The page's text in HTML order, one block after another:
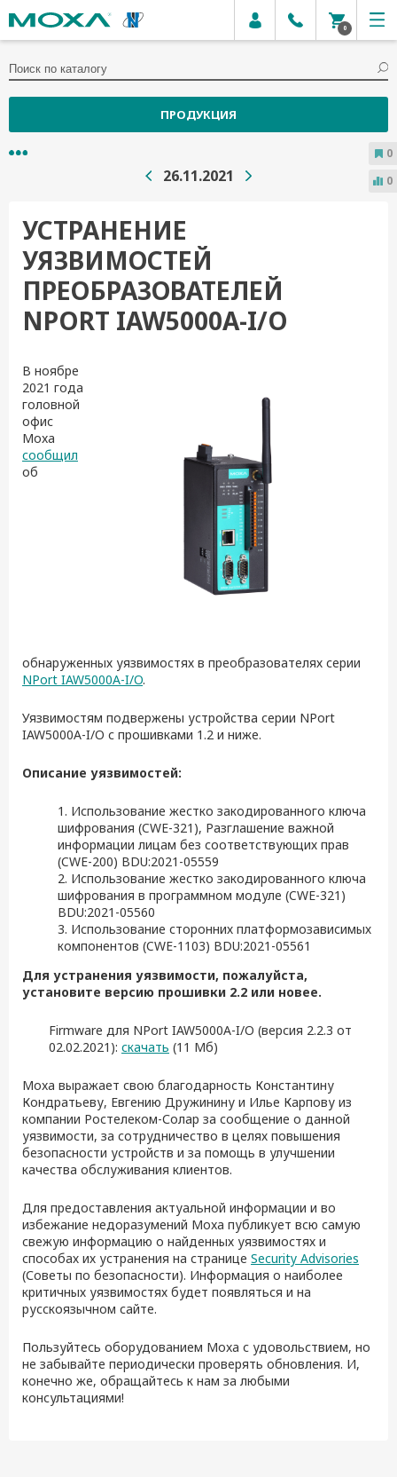
0
ПРОДУКЦИЯ
26.11.2021
УСТРАНЕНИЕ
УЯЗВИМОСТЕЙ
ПРЕОБРАЗОВАТЕЛЕЙ
NPORT IAW5000A-I/O
В ноябре
2021 года
головной
офис
Moxa
сообщил
об
обнаруженных уязвимостях в преобразователях серии
NPort IAW5000A-I/O.
Уязвимостям подвержены устройства серии NPort
IAW5000A-I/O с прошивками 1.2 и ниже.
Описание уязвимостей:
1. Использование жестко закодированного ключа
шифрования (CWE-321), Разглашение важной
информации лицам без соответствующих прав
(CWE-200) BDU:2021-05559
2. Использование жестко закодированного ключа
шифрования в программном модуле (CWE-321)
BDU:2021-05560
3. Использование сторонних платформозависимых
компонентов (CWE-1103) BDU:2021-05561
Для устранения уязвимости, пожалуйста,
установите версию прошивки 2.2 или новее.
Firmware для NPort IAW5000A-I/O (версия 2.2.3 от
02.02.2021): скачать (11 Мб)
Moxa выражает свою благодарность Константину
Кондратьеву, Евгению Дружинину и Илье Карпову из
компании Ростелеком-Солар за сообщение о данной
уязвимости, за сотрудничество в целях повышения
безопасности устройств и за помощь в улучшении
качества обслуживания клиентов.
Для предоставления актуальной информации и во
избежание недоразумений Moxa публикует всю самую
свежую информацию о найденных уязвимостях и
способах их устранения на странице Security Advisories
(Советы по безопасности). Информация о наиболее
критичных уязвимостях будет появляться и на
русскоязычном сайте.
Пользуйтесь оборудованием Moxa с удовольствием, но
не забывайте периодически проверять обновления. И,
конечно же, обращайтесь к нам за любыми
консультациями!
0
0